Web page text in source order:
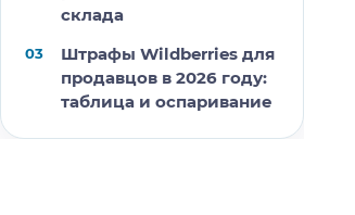
склада
Штрафы Wildberries для
продавцов в 2026 году:
таблица и оспаривание